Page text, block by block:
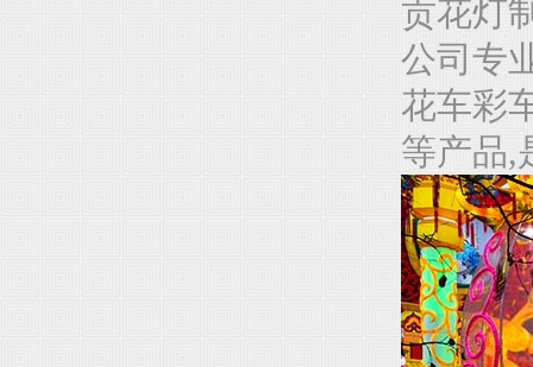
贡花灯
公司专
花车彩
等产品,